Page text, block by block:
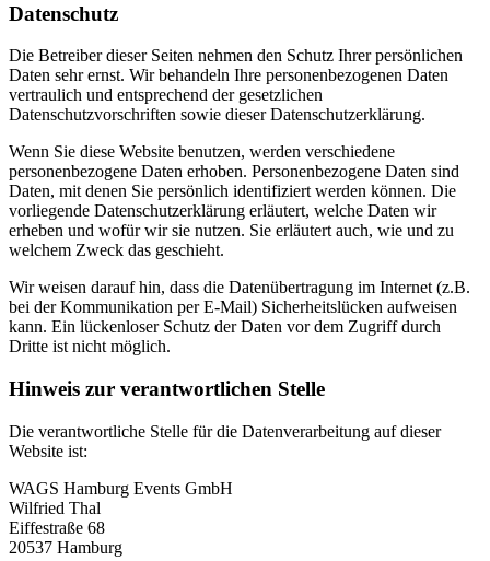
Datenschutz
Die Betreiber dieser Seiten nehmen den Schutz Ihrer persönlichen
Daten sehr ernst. Wir behandeln Ihre personenbezogenen Daten
vertraulich und entsprechend der gesetzlichen
Datenschutzvorschriften sowie dieser Datenschutzerklärung.
Wenn Sie diese Website benutzen, werden verschiedene
personenbezogene Daten erhoben. Personenbezogene Daten sind
Daten, mit denen Sie persönlich identifiziert werden können. Die
vorliegende Datenschutzerklärung erläutert, welche Daten wir
erheben und wofür wir sie nutzen. Sie erläutert auch, wie und zu
welchem Zweck das geschieht.
Wir weisen darauf hin, dass die Datenübertragung im Internet (z.B.
bei der Kommunikation per E-Mail) Sicherheitslücken aufweisen
kann. Ein lückenloser Schutz der Daten vor dem Zugriff durch
Dritte ist nicht möglich.
Hinweis zur verantwortlichen Stelle
Die verantwortliche Stelle für die Datenverarbeitung auf dieser
Website ist:
WAGS Hamburg Events GmbH
Wilfried Thal
Eiffestraße 68
20537 Hamburg